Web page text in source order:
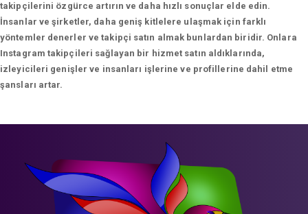
takipçilerini özgürce artırın ve daha hızlı sonuçlar elde edin.
İnsanlar ve şirketler, daha geniş kitlelere ulaşmak için farklı
yöntemler denerler ve takipçi satın almak bunlardan biridir. Onlara
Instagram takipçileri sağlayan bir hizmet satın aldıklarında,
izleyicileri genişler ve insanları işlerine ve profillerine dahil etme
şansları artar.